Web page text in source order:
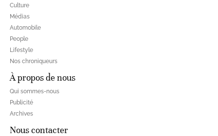
Culture
Médias
Automobile
People
Lifestyle
Nos chroniqueurs
À propos de nous
Qui sommes-nous
Publicité
Archives
Nous contacter